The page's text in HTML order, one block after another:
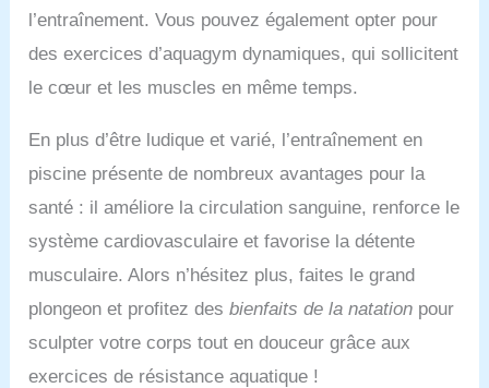
l’entraînement. Vous pouvez également opter pour
des exercices d’aquagym dynamiques, qui sollicitent
le cœur et les muscles en même temps.
En plus d’être ludique et varié, l’entraînement en
piscine présente de nombreux avantages pour la
santé : il améliore la circulation sanguine, renforce le
système cardiovasculaire et favorise la détente
musculaire. Alors n’hésitez plus, faites le grand
plongeon et profitez desbienfaits de la natation pour
sculpter votre corps tout en douceur grâce aux
exercices de résistance aquatique !